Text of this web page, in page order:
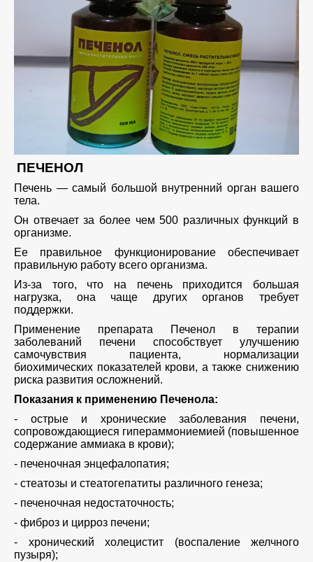
ПЕЧЕНОЛ
Печень — самый большой внутренний орган вашего
тела.
Он отвечает за более чем 500 различных функций в
организме.
Ее правильное функционирование обеспечивает
правильную работу всего организма.
Из-за того, что на печень приходится большая
нагрузка, она чаще других органов требует
поддержки.
Применение препарата Печенол в терапии
заболеваний печени способствует улучшению
самочувствия пациента, нормализации
биохимических показателей крови, а также снижению
риска развития осложнений.
Показания к применению Печенола:
- острые и хронические заболевания печени,
сопровождающиеся гипераммониемией (повышенное
содержание аммиака в крови);
- печеночная энцефалопатия;
- стеатозы и стеатогепатиты различного генеза;
- печеночная недостаточность;
- фиброз и цирроз печени;
- хронический холецистит (воспаление желчного
пузыря);